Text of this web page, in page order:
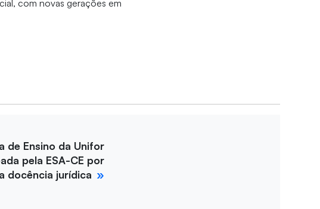
com novas gerações em
de Ensino da Unifor
pela ESA-CE por
docência jurídica